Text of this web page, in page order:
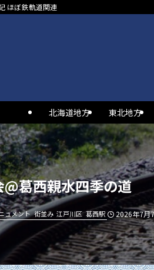
ほぼ鉄軌道関連
北海道地方 東北地方
@葛西親水四季の道
ュメント 街並み 江戸川区 葛西駅 2026年7月